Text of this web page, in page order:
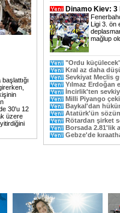
30'u 12
üzere
Dinamo Kiev:
Ligi 3. ön
mağlup
"Ordu
Kral az daha
Sevkiyat Meclis
Yılmaz Erdoğan
İncirlik'ten
Milli Piyango
Baykal'dan
Atatürk'ün
Rötardan şirket
Borsada 2.81'lik
Gebze'de